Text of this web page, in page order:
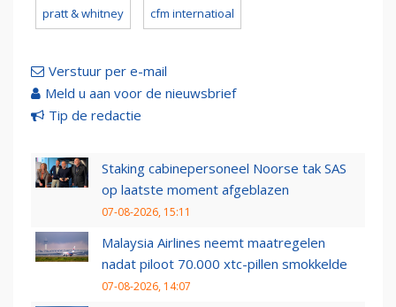
pratt & whitney cfm internatioal
Verstuur per e-mail
Meld u aan voor de nieuwsbrief
Tip de redactie
Staking cabinepersoneel Noorse tak SAS
op laatste moment afgeblazen
07-08-2026, 15:11
Malaysia Airlines neemt maatregelen
nadat piloot 70.000 xtc-pillen smokkelde
07-08-2026, 14:07